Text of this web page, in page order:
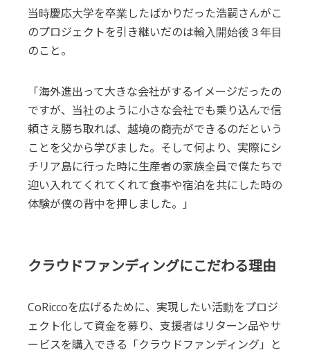
当時慶応大学を卒業したばかりだった浩嗣さんがこ
のプロジェクトを引き継いだのは輸入開始後３年目
のこと。
「海外進出って大きな会社がするイメージだったの
ですが、当社のように小さな会社でも乗り込んで信
頼さえ勝ち取れば、越境の商売ができるのだという
ことを父から学びました。そして何より、実際にシ
チリア島に行った時に生産者の家族全員で僕たちで
迎い入れてくれてくれて食事や宿泊を共にした時の
体験が僕の背中を押しました。」
クラウドファンディングにこだわる理由
CoRiccoを広げるために、実現したい活動をプロジ
ェクト化して資金を募り、支援者はリターン品やサ
ービスを購入できる「クラウドファンディング」と